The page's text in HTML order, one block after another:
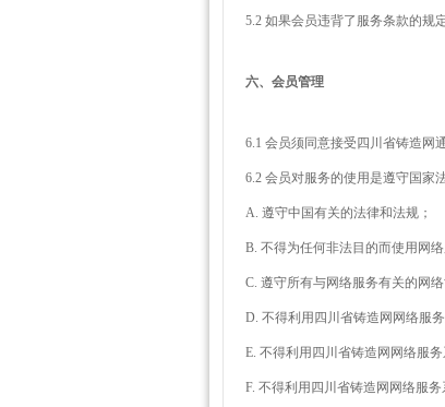
5.2 如果会员违背了服务条款的规
六、会员管理
6.1 会员须同意接受四川省铸造网
6.2 会员对服务的使用是遵守国家
A. 遵守中国有关的法律和法规；
B. 不得为任何非法目的而使用网络
C. 遵守所有与网络服务有关的网
D. 不得利用四川省铸造网网络服
E. 不得利用四川省铸造网网络服
F. 不得利用四川省铸造网网络服